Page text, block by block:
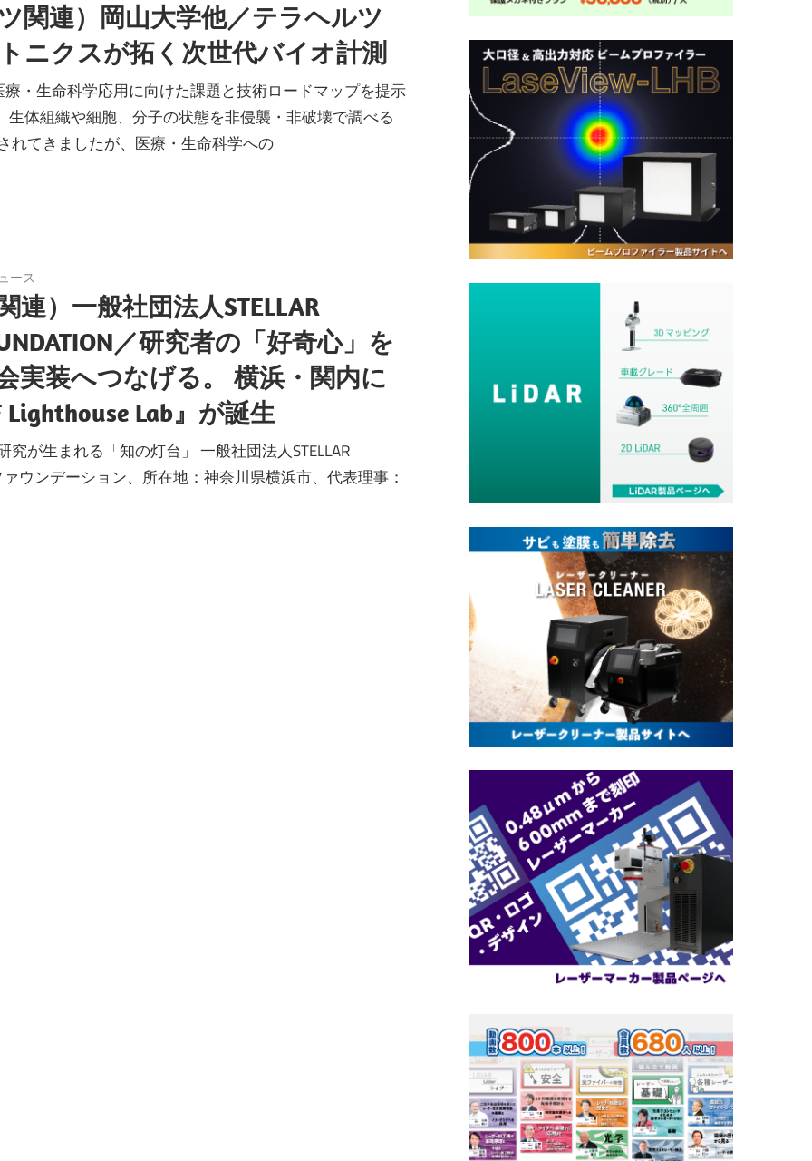
関連）岡山大学他／テラヘルツ
ニクスが拓く次世代バイオ計測
・⽣命科学応⽤に向けた課題と技術ロードマップを提⽰
生体組織や細胞、分子の状態を非侵襲・非破壊で調べる
れてきましたが、医療・生命科学への
ース
連）一般社団法人STELLAR
／研究者の「好奇心」を
実装へつなげる。 横浜・関内に
Lab』が誕生
が生まれる「知の灯台」 一般社団法人STELLAR
ァウンデーション、所在地：神奈川県横浜市、代表理事：